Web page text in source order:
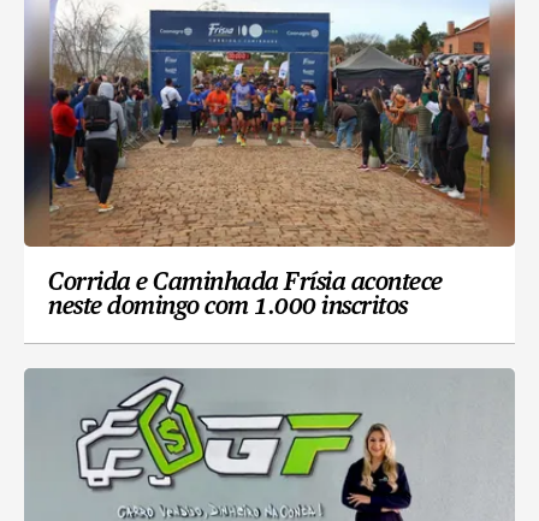
Corrida e Caminhada Frísia acontece
neste domingo com 1.000 inscritos